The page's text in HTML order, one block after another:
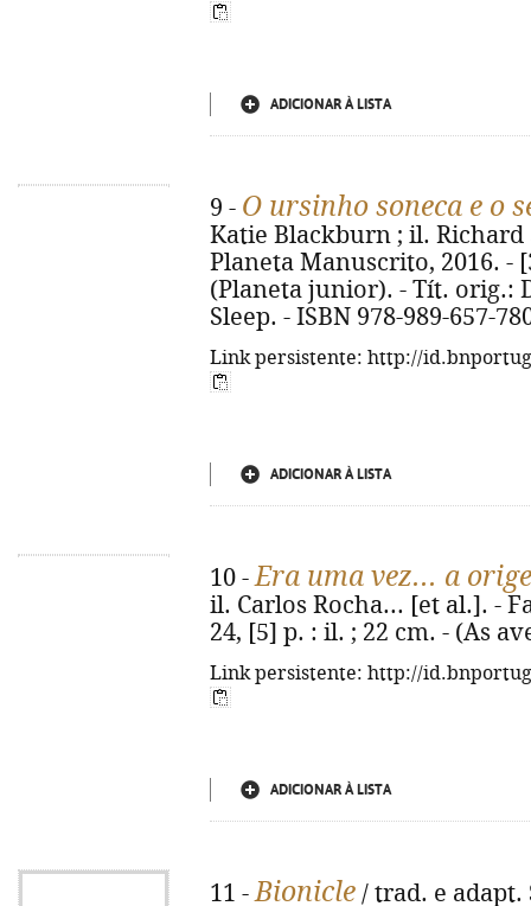
ADICIONAR À LISTA
9 - O ursinho soneca e o
Katie Blackburn ; il. Richard
Planeta Manuscrito, 2016. -
(Planeta junior). - Tít. orig.:
Sleep. - ISBN 978-989-657-
Link persistente: http://
ADICIONAR À LISTA
10 -Era uma vez... a
il. Carlos Rocha... [et al.]. -
24, [5] p. : il. ; 22 cm. - (As
Link persistente: http://
ADICIONAR À LISTA
11 -Bionicle / trad. e adapt.